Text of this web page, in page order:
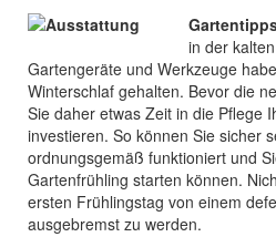
in der
Gartengeräte und Werkzeuge
Winterschlaf gehalten. Bevor die
Sie daher etwas Zeit in die Pflege
investieren. So können Sie sicher
ordnungsgemäß funktioniert und
Gartenfrühling starten können.
ersten Frühlingstag von einem
ausgebremst zu werden.